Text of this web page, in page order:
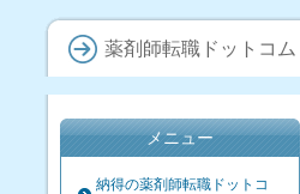
薬剤師転職ドットコム
メニュー
納得の薬剤師転職ドットコ